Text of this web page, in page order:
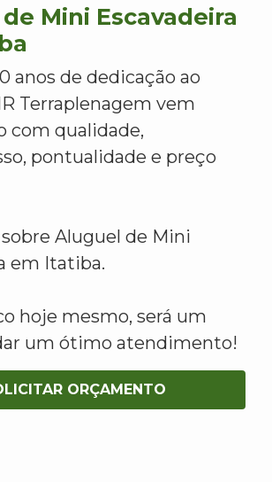
Mini Escavadeira
anos de dedicação ao
Terraplenagem vem
com qualidade,
pontualidade e preço
Aluguel de Mini
em Itatiba.
hoje mesmo, será um
um ótimo atendimento!
ORÇAMENTO